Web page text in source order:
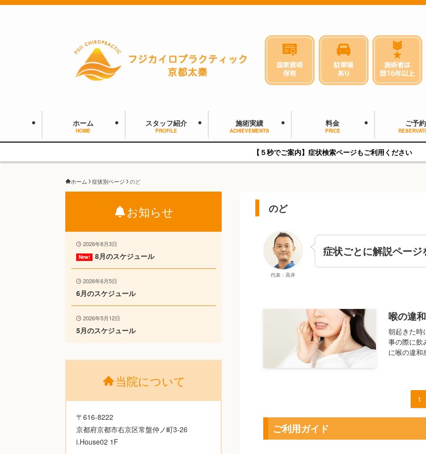
ホーム
HOME
スタッフ紹介
PROFILE
施術実績
ACHIEVEMENTS
料金
PRICE
ご予約
【５秒でご案内】症状検索ページもご利用ください
ホーム 症状別ページ のど
のど
代表：高井
症状ごとに解説ペー
喉の違
朝起きた時
事の際に飲
に喉の違和
1
ご利用ガイド
お知らせ
2026年8月3日
8月のスケジュール
2026年6月5日
6月のスケジュール
2026年5月12日
5月のスケジュール
当院について
〒616-8222
京都府京都市右京区常盤仲ノ町3-26
i.House02 1F